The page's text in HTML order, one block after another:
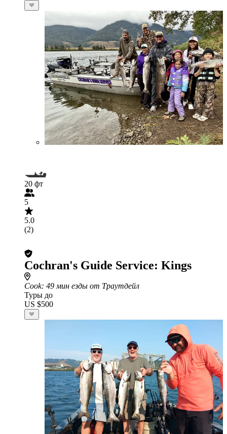
20 фт
5
5.0
(2)
Cochran's Guide Service: Kings
Cook: 49 мин езды от Траутдейл
Туры до
US $500